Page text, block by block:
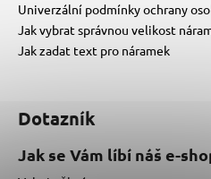
Univerzální podmínky ochrany
Jak vybrat správnou velikost
Jak zadat text pro náramek
Dotazník
Jak se Vám líbí náš e-